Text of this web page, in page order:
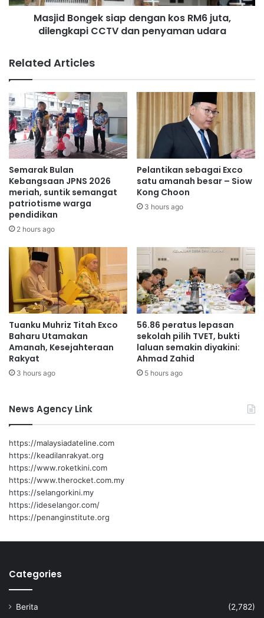
r
B
e
p
r
e
s
t
j
D
a
l
a
A
n
u
g
e
r
a
h
C
R
E
J
u
n
i
a
p
d
e
n
g
a
n
k
o
s
R
M
j
u
t
a
d
l
e
n
g
p
i
C
C
T
V
d
a
n
a
n
Masjid Bongek siap dengan kos RM6 juta,
dilengkapi CCTV dan penyaman udara
Related Articles
Semarak Bulan
Kebangsaan JPNS 2026
meriah, suntik semangat
patriotisme warga
pendidikan
2 hours ago
Pelantikan sebagai Exco
satu amanah besar – Siow
Kong Choon
3 hours ago
Tuanku Muhriz Titah Exco
Baharu Utamakan
Amanah, Kesejahteraan
Rakyat
3 hours ago
56.86 peratus lepasan
sekolah pilih TVET, bukti
laluan semakin diyakini:
Ahmad Zahid
5 hours ago
News Agency Link
https://malaysiadateline.com
https://keadilanrakyat.org
https://www.roketkini.com
https://www.therocket.com.my
https://selangorkini.my
https://ideselangor.com/
https://penanginstitute.org
Categories
Berita
(2,782)